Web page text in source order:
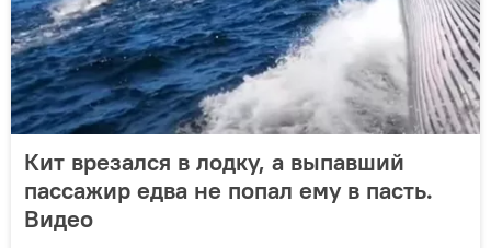
Кит врезался в лодку, а выпавший
пассажир едва не попал ему в пасть.
Видео